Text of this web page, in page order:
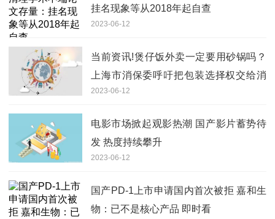
挂名现象等从2018年起自查
2023-06-12
当前资讯!煲仔饭外卖一定要用砂锅吗？
上海市消保委呼吁把包装选择权交给消
费者
2023-06-12
电影市场掀起观影热潮 国产影片蓄势待
发 热度持续攀升
2023-06-12
国产PD-1上市申请国内首次被拒 嘉和生
物：已不是核心产品 即时看